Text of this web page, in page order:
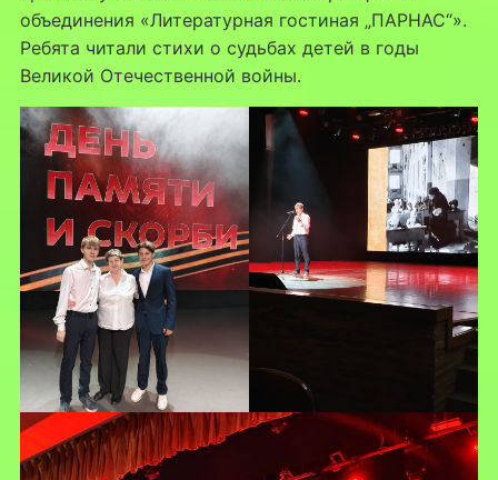
объединения «Литературная гостиная „ПАРНАС“».
Ребята читали стихи о судьбах детей в годы
Великой Отечественной войны.